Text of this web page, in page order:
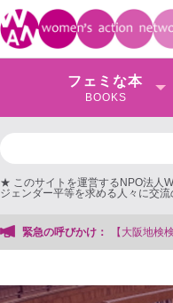
フェミな本
BOOKS
★ このサイトを運営するNPO法人
ジェンダー平等を求める人々に交流
緊急の呼びかけ：
検事への性的暴行事件】 ◆女性